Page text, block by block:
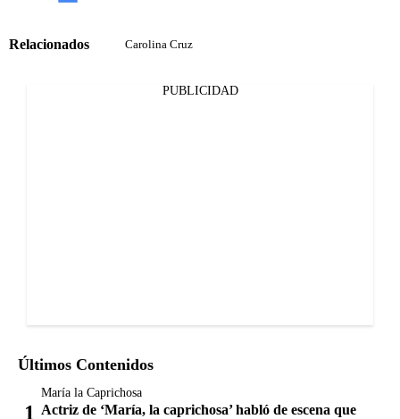
Relacionados Carolina Cruz
PUBLICIDAD
Últimos Contenidos
María la Caprichosa
Actriz de ‘María, la caprichosa’ habló de escena que